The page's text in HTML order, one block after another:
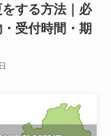
する方法｜必
受付時間・期